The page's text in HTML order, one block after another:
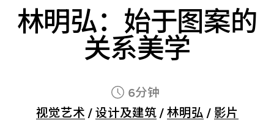
林明弘：始于图案的
关系美学
6分钟
视觉艺术 / 设计及建筑/ 林明弘 / 影片